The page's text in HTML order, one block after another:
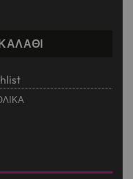
320ML ΛΟΥΛΟΥΔΙΑ ION8